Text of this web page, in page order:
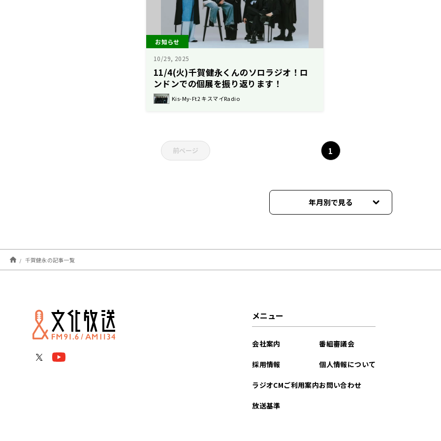
お知らせ
10/29, 2025
11/4(火)千賀健永くんのソロラジオ！ロ
ンドンでの個展を振り返ります！
Kis-My-Ft2 キスマイRadio
前ページ 1
年月別で見る
2026年01月
2025年11月
千賀健永の記事一覧
メニュー
会社案内
採用情報
ラジオCMご利用案内
放送基準
番組審議会
個人情報について
お問い合わせ